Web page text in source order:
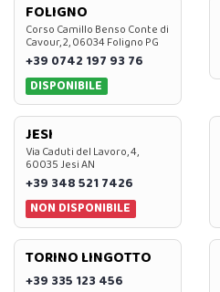
FOLIGNO
Corso Camillo Benso Conte di
Cavour, 2, 06034 Foligno PG
+39 0742 197 93 76
DISPONIBILE
JESI
Via Caduti del Lavoro, 4,
60035 Jesi AN
+39 348 521 7426
NON DISPONIBILE
TORINO LINGOTTO
+39 335 123 456